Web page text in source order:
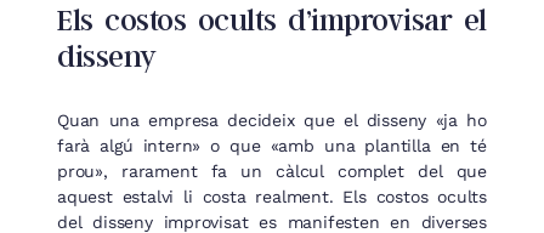
Els costos ocults d’improvisar el
disseny
Quan una empresa decideix que el disseny «ja ho
farà algú intern» o que «amb una plantilla en té
prou», rarament fa un càlcul complet del que
aquest estalvi li costa realment. Els costos ocults
del disseny improvisat es manifesten en diverses